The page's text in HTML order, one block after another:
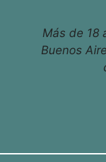
Más de 18
Buenos